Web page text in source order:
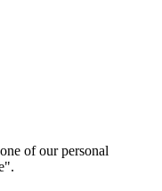
of our personal